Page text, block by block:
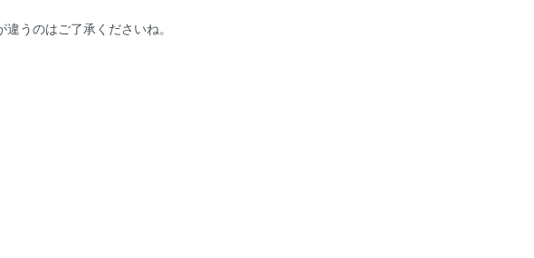
うのはご了承くださいね。